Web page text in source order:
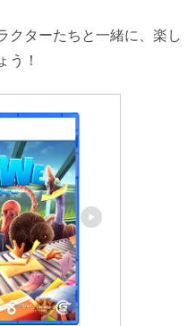
クターたちと一緒に、楽し
う！